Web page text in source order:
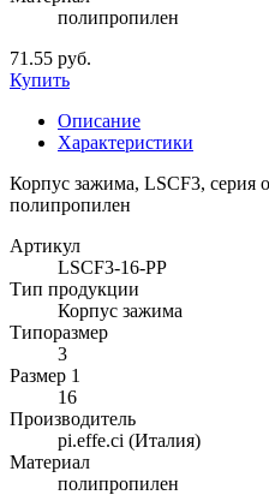
полипропилен
71.55 руб.
Купить
Описание
Характеристики
Корпус зажима, LSCF3, серия
полипропилен
Артикул
LSCF3-16-PP
Тип продукции
Корпус зажима
Типоразмер
3
Размер 1
16
Производитель
pi.effe.ci (Италия)
Материал
полипропилен